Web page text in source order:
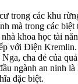
trong các khu
mà trong các
khoa học tài
với Điện
cha đẻ của
ngành an ninh
đặc biệt.